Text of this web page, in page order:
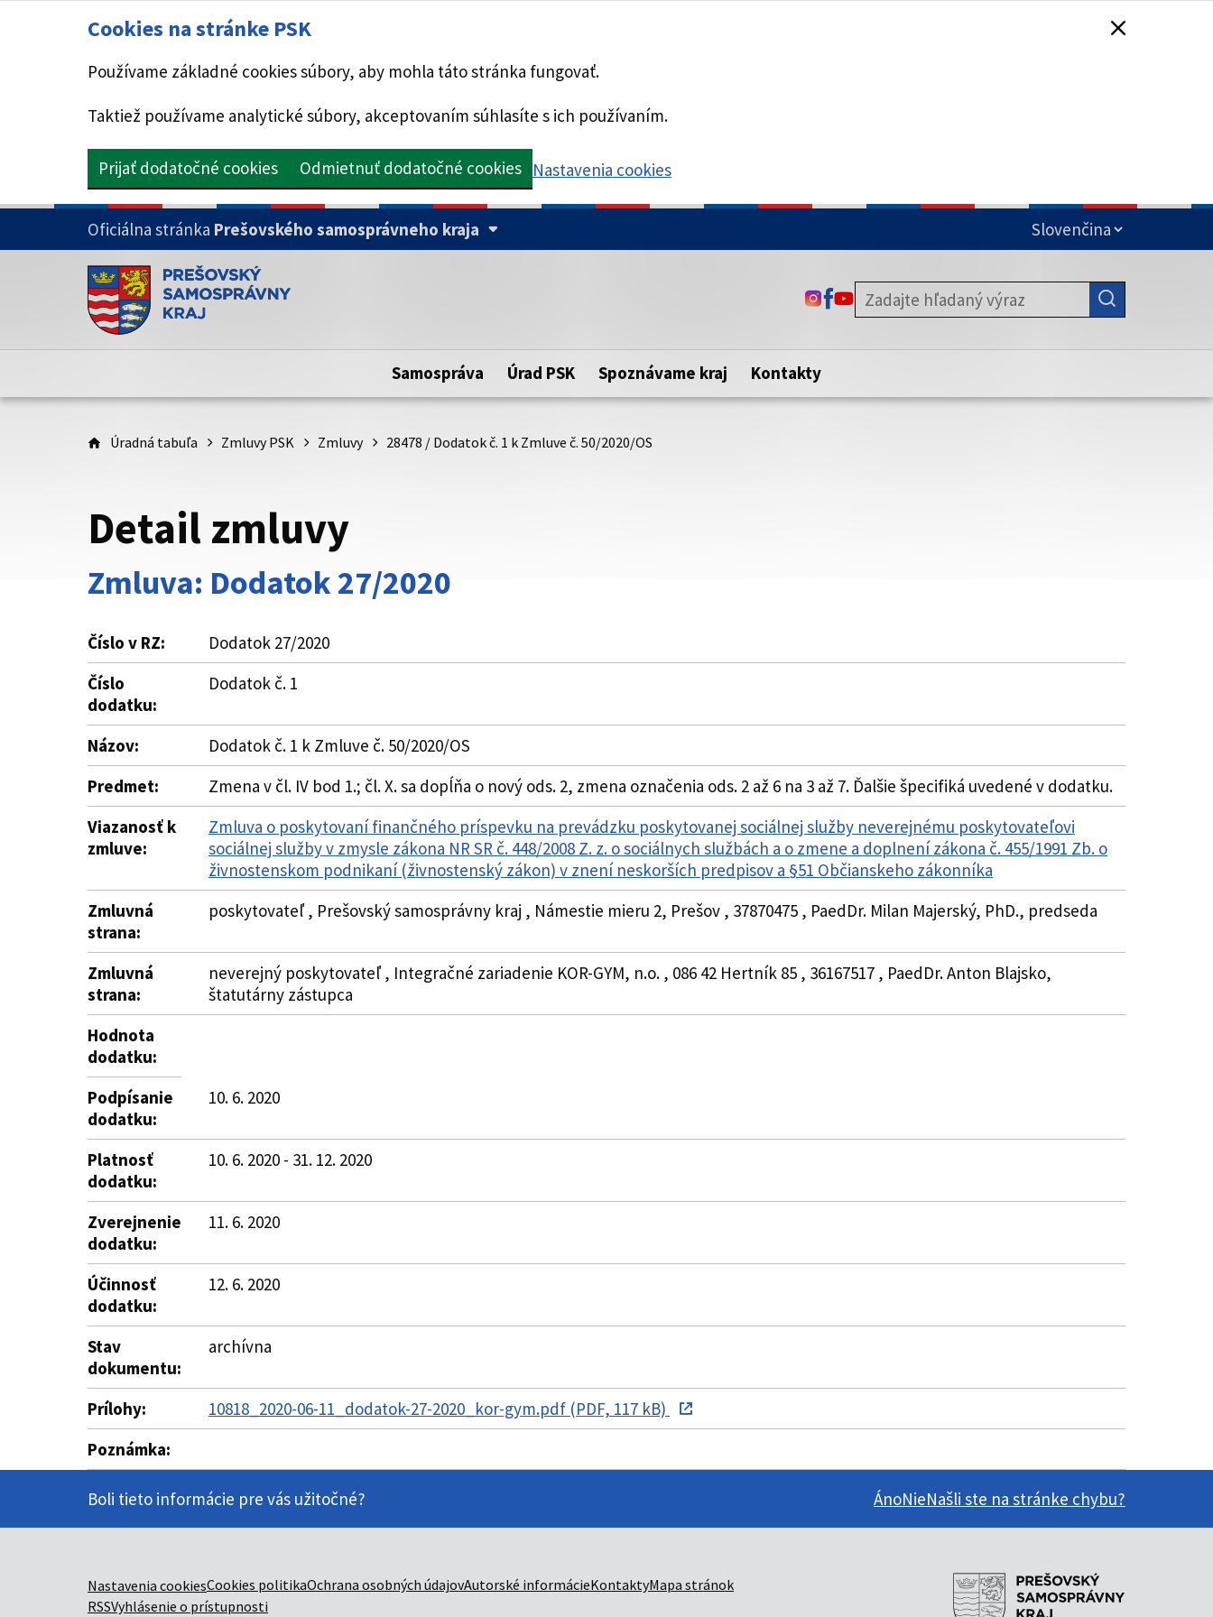
Cookies na stránke PSK
Používame základné cookies súbory, aby mohla táto stránka fungovať.
Taktiež používame analytické súbory, akceptovaním súhlasíte s ich používaním.
Prijať dodatočné cookies Odmietnuť dodatočné cookies Nastavenia cookies
PRESKOČIŤ NA HLAVNÝ OBSAH
Oficiálna stránka Prešovského samosprávneho kraja
Doména psk.sk je oficiálna
Toto je oficiálna webová stránka Prešovského samosprávneho kraja.
Táto stránka je zabezpečená
zabezpečenú webovú stránku. Zabezpečená stránka vždy začína
https:// pred názvom domény webového sídla.
ODKAZ SA OTVORÍ NA NOVEJ KARTE
ODKAZ SA OTVORÍ NA NOVEJ KARTE
ODKAZ SA OTVORÍ NA NOVEJ KARTE
Samospráva Úrad PSK Spoznávame kraj Kontakty
Úradná tabuľa Zmluvy PSK Zmluvy 28478 / Dodatok č. 1 k Zmluve č. 50/2020/OS
Detail zmluvy
Zmluva: Dodatok 27/2020
Číslo v RZ:
Dodatok 27/2020
Číslo
dodatku:
Dodatok č. 1
Názov:
Dodatok č. 1 k Zmluve č. 50/2020/OS
Predmet:
Zmena v čl. IV bod 1.; čl. X. sa dopĺňa o nový ods. 2, zmena označenia ods. 2 až 6 na 3 až 7. Ďalšie špecifiká uvedené v dodatku.
Viazanosť k
zmluve:
Zmluva o poskytovaní finančného príspevku na prevádzku poskytovanej sociálnej služby neverejnému poskytovateľovi
sociálnej služby v zmysle zákona NR SR č. 448/2008 Z. z. o sociálnych službách a o zmene a doplnení zákona č. 455/1991 Zb. o
živnostenskom podnikaní (živnostenský zákon) v znení neskorších predpisov a §51 Občianskeho zákonníka
Zmluvná
strana:
poskytovateľ , Prešovský samosprávny kraj , Námestie mieru 2, Prešov , 37870475 , PaedDr. Milan Majerský, PhD., predseda
Zmluvná
strana:
neverejný poskytovateľ , Integračné zariadenie KOR-GYM, n.o. , 086 42 Hertník 85 , 36167517 , PaedDr. Anton Blajsko,
štatutárny zástupca
Hodnota
dodatku:
Podpísanie
dodatku:
10. 6. 2020
Platnosť
dodatku:
10. 6. 2020 - 31. 12. 2020
Zverejnenie
dodatku:
11. 6. 2020
Účinnosť
dodatku:
12. 6. 2020
Stav
dokumentu:
archívna
Prílohy:
10818_2020-06-11_dodatok-27-2020_kor-gym.pdf (PDF, 117 kB)
Poznámka:
Boli tieto informácie pre vás užitočné? ÁnoNieNašli ste na stránke chybu?
Nastavenia cookiesCookies politikaOchrana osobných údajovAutorské informácieKontaktyMapa stránok
RSSVyhlásenie o prístupnosti